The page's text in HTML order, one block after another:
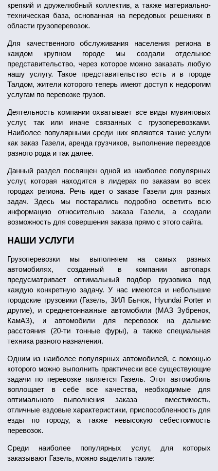
крепкий и дружелюбный коллектив, а также материально-
техническая база, основанная на передовых решениях в
области грузоперевозок.
Для качественного обслуживания населения региона в
каждом крупном городе мы создали отдельное
представительство, через которое можно заказать любую
нашу услугу. Такое представительство есть и в городе
Талдом, жители которого теперь имеют доступ к недорогим
услугам по перевозке грузов.
Деятельность компании охватывает все виды мувинговых
услуг, так или иначе связанных с грузоперевозками.
Наиболее популярными среди них являются такие услуги
как заказ Газели, аренда грузчиков, выполнение переездов
разного рода и так далее.
Данный раздел посвящен одной из наиболее популярных
услуг, которая находится в лидерах по заказам во всех
городах региона. Речь идет о заказе Газели для разных
задач. Здесь мы постарались подробно осветить всю
информацию относительно заказа Газели, а создали
возможность для совершения заказа прямо с этого сайта.
НАШИ УСЛУГИ
Грузоперевозки мы выполняем на самых разных
автомобилях, созданный в компании автопарк
предусматривает оптимальный подбор грузовика под
каждую конкретную задачу. У нас имеются и небольшие
городские грузовики (Газель, ЗИЛ Бычок, Hyundai Porter и
другие), и среднетоннажные автомобили (МАЗ Зубренок,
КамАЗ), и автомобили для перевозок на дальние
расстояния (20-ти тонные фуры), а также специальная
техника разного назначения.
Одним из наиболее популярных автомобилей, с помощью
которого можно выполнить практически все существующие
задачи по перевозке является Газель. Этот автомобиль
воплощает в себе все качества, необходимые для
оптимального выполнения заказа — вместимость,
отличные ездовые характеристики, приспособленность для
езды по городу, а также невысокую себестоимость
перевозок.
Среди наиболее популярных услуг, для которых
заказывают Газель, можно выделить такие: